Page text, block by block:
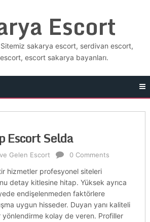
Escort
sakarya escort, serdivan escort,
escort sakarya bayanları.
Escort Selda
Gelen Escort 0 Comments
hizmetler profesyonel siteleri
detay kitlesine hitap. Yüksek ayrıca
endişelenmeden faktörlere
uygun hisseder. Duyan yanı kaliteli
yönlendirme kolay de veren. Profiller